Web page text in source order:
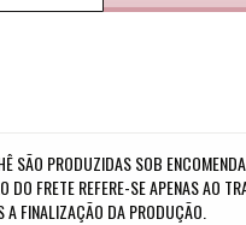
SÃO PRODUZIDAS SOB
DO FRETE REFERE-SE APENAS AO
A FINALIZAÇÃO DA PRODUÇÃO.